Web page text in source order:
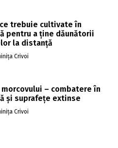
trebuie cultivate în
pentru a ține dăunătorii
la distanță
Crivoi
morcovului – combatere în
și suprafețe extinse
Crivoi